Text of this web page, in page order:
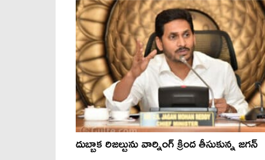
దుబ్బాక రిజల్టును వార్నింగ్ క్రింద తీసుకున్న జగన్